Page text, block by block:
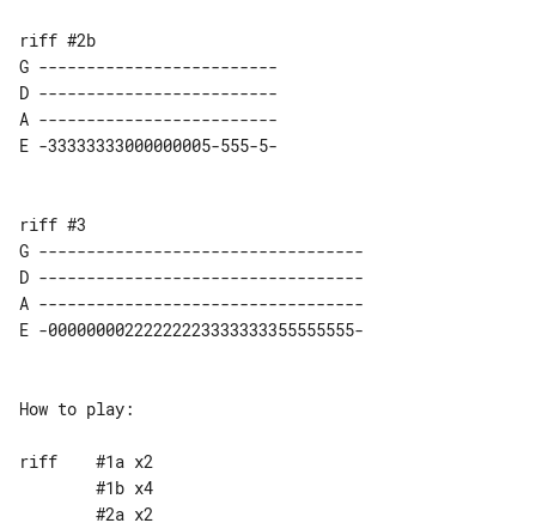
riff #2b
G -------------------------
D -------------------------
A -------------------------
E -33333333000000005-555-5-
riff #3
G ----------------------------------
D ----------------------------------
A ----------------------------------
E -00000000222222223333333355555555-
How to play:
riff	#1a x2